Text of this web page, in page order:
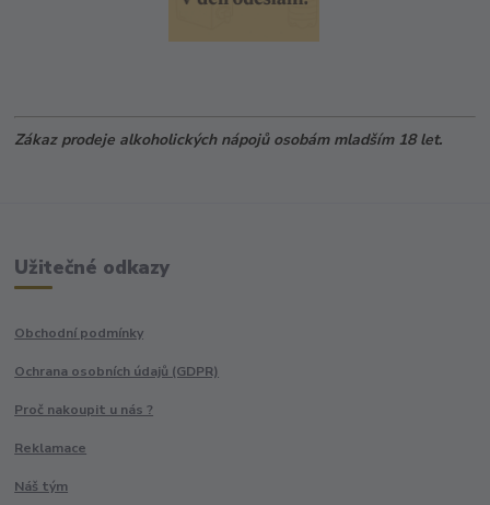
Zákaz prodeje alkoholických nápojů osobám mladším 18 let.
Užitečné odkazy
Obchodní podmínky
Ochrana osobních údajů (GDPR)
Proč nakoupit u nás ?
Reklamace
Náš tým